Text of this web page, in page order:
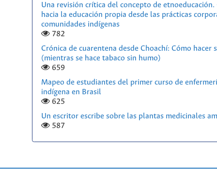
Una revisión crítica del concepto de etnoeducación.
hacia la educación propia desde las prácticas
comunidades indígenas
782
Crónica de cuarentena desde Choachí: Cómo hacer
(mientras se hace tabaco sin humo)
659
Mapeo de estudiantes del primer curso de
indígena en Brasil
625
Un escritor escribe sobre las plantas medicinales
587